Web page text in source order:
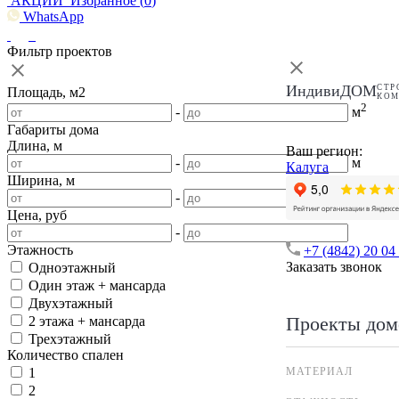
WhatsApp
ИндивиДОМ
Ваш регион:
Калуга
+7 (4842) 20 04
Заказать звонок
Проекты
МАТЕРИАЛ
Фильтр проектов
Площадь, м2
-
м2
Габариты дома
Длина, м
-
м
Ширина, м
-
м
Цена, руб
-
Этажность
Одноэтажный
Один этаж + мансарда
Двухэтажный
2 этажа + мансарда
Трехэтажный
Количество спален
1
2